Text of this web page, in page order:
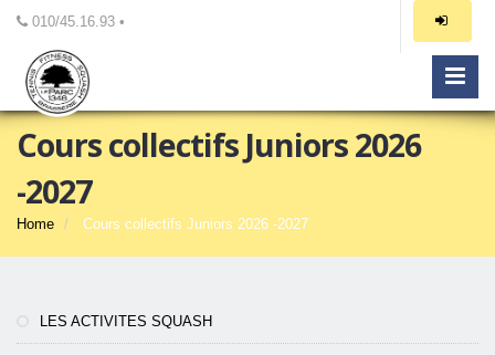
010/45.16.93 •
Cours collectifs Juniors 2026
-2027
Home Cours collectifs Juniors 2026 -2027
LES ACTIVITES SQUASH